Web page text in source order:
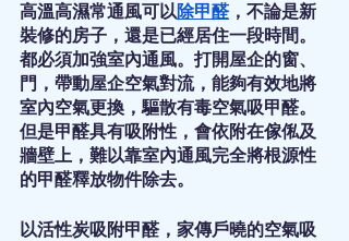
高溫高濕常通風可以除甲醛 ，不論是新
裝修的房子，還是已經居住一段時間。
都必須加強室內通風。打開屋企的窗、
門，帶動屋企空氣對流，能夠有效地將
室內空氣更換，驅散有毒空氣吸甲醛。
但是甲醛具有吸附性，會依附在傢俬及
牆壁上，難以靠室內通風完全將根源性
的甲醛釋放物件除去。
以活性炭吸附甲醛，家傳戶曉的空氣吸